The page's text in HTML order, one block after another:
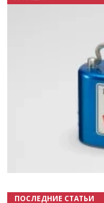
ПОСЛЕДНИЕ СТАТЬИ